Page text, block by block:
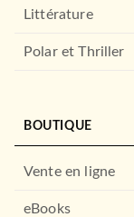
Littérature
Polar et Thriller
BOUTIQUE
Vente en ligne
eBooks